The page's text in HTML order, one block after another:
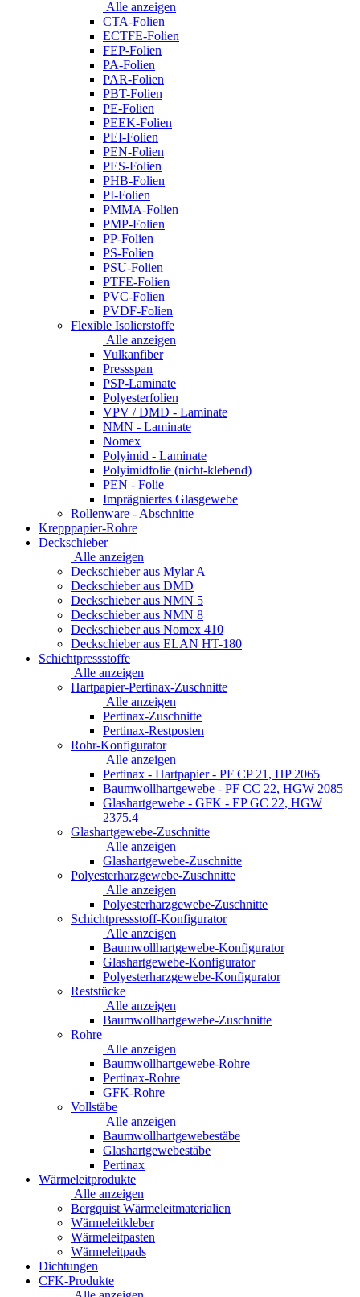
Alle anzeigen
CTA-Folien
ECTFE-Folien
FEP-Folien
PA-Folien
PAR-Folien
PBT-Folien
PE-Folien
PEEK-Folien
PEI-Folien
PEN-Folien
PES-Folien
PHB-Folien
PI-Folien
PMMA-Folien
PMP-Folien
PP-Folien
PS-Folien
PSU-Folien
PTFE-Folien
PVC-Folien
PVDF-Folien
Flexible Isolierstoffe
Alle anzeigen
Vulkanfiber
Pressspan
PSP-Laminate
Polyesterfolien
VPV / DMD - Laminate
NMN - Laminate
Nomex
Polyimid - Laminate
Polyimidfolie (nicht-klebend)
PEN - Folie
Imprägniertes Glasgewebe
Rollenware - Abschnitte
Krepppapier-Rohre
Deckschieber
Alle anzeigen
Deckschieber aus Mylar A
Deckschieber aus DMD
Deckschieber aus NMN 5
Deckschieber aus NMN 8
Deckschieber aus Nomex 410
Deckschieber aus ELAN HT-180
Schichtpressstoffe
Alle anzeigen
Hartpapier-Pertinax-Zuschnitte
Alle anzeigen
Pertinax-Zuschnitte
Pertinax-Restposten
Rohr-Konfigurator
Alle anzeigen
Pertinax - Hartpapier - PF CP 21, HP 2065
Baumwollhartgewebe - PF CC 22, HGW 2085
Glashartgewebe - GFK - EP GC 22, HGW
2375.4
Glashartgewebe-Zuschnitte
Alle anzeigen
Glashartgewebe-Zuschnitte
Polyesterharzgewebe-Zuschnitte
Alle anzeigen
Polyesterharzgewebe-Zuschnitte
Schichtpressstoff-Konfigurator
Alle anzeigen
Baumwollhartgewebe-Konfigurator
Glashartgewebe-Konfigurator
Polyesterharzgewebe-Konfigurator
Reststücke
Alle anzeigen
Baumwollhartgewebe-Zuschnitte
Rohre
Alle anzeigen
Baumwollhartgewebe-Rohre
Pertinax-Rohre
GFK-Rohre
Vollstäbe
Alle anzeigen
Baumwollhartgewebestäbe
Glashartgewebestäbe
Pertinax
Wärmeleitprodukte
Alle anzeigen
Bergquist Wärmeleitmaterialien
Wärmeleitkleber
Wärmeleitpasten
Wärmeleitpads
Dichtungen
CFK-Produkte